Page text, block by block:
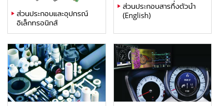
ส่วนประกอบและอุปกรณ์
อิเล็กทรอนิกส์
ส่วนประกอบสารกึ่งตัวนำ
(English)